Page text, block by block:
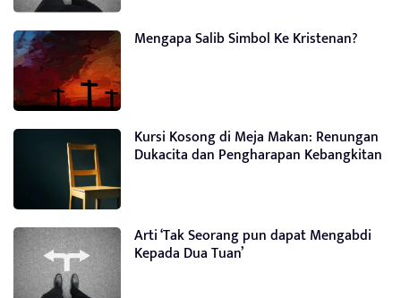
Mengapa Salib Simbol Ke Kristenan?
Kursi Kosong di Meja Makan: Renungan
Dukacita dan Pengharapan Kebangkitan
Arti ‘Tak Seorang pun dapat Mengabdi
Kepada Dua Tuan’